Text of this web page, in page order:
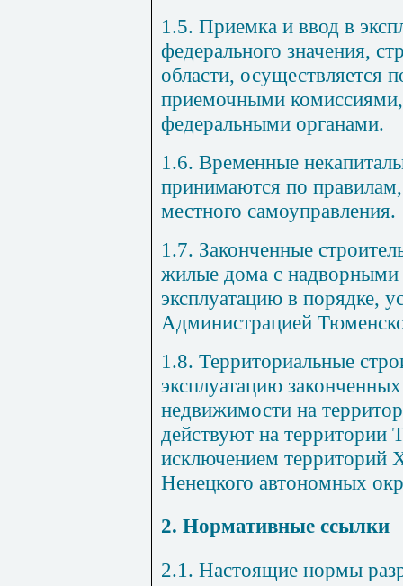
1.5. Приемка и ввод в
федерального значения,
области,
приемочными
федеральными органами.
1.6. Временные
принимаются по
местного самоуправления.
1.7. Законченные
жилые дома с
эксплуатацию в порядке,
Администрацией
1.8. Территориальные
эксплуатацию
недвижимости на
действуют на территории
исключением территорий
Ненецкого автономных
2. Нормативные ссылки
2.1. Настоящие нормы